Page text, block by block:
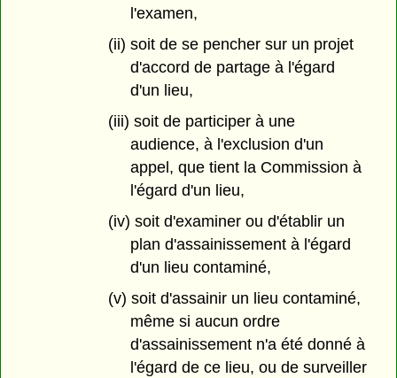
l'examen,
(ii) soit de se pencher sur un projet
d'accord de partage à l'égard
d'un lieu,
(iii) soit de participer à une
audience, à l'exclusion d'un
appel, que tient la Commission à
l'égard d'un lieu,
(iv) soit d'examiner ou d'établir un
plan d'assainissement à l'égard
d'un lieu contaminé,
(v) soit d'assainir un lieu contaminé,
même si aucun ordre
d'assainissement n'a été donné à
l'égard de ce lieu, ou de surveiller